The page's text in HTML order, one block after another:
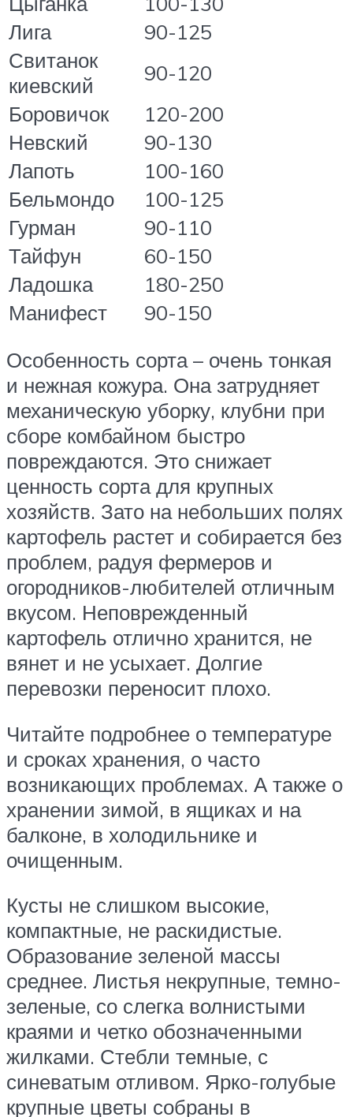
Лига
90-125
Свитанок
киевский
90-120
Боровичок
120-200
Невский
90-130
Лапоть
100-160
Бельмондо
100-125
Гурман
90-110
Тайфун
60-150
Ладошка
180-250
Манифест
90-150
Особенность сорта – очень тонкая
и нежная кожура. Она затрудняет
механическую уборку, клубни при
сборе комбайном быстро
повреждаются. Это снижает
ценность сорта для крупных
хозяйств. Зато на небольших полях
картофель растет и собирается без
проблем, радуя фермеров и
огородников-любителей отличным
вкусом. Неповрежденный
картофель отлично хранится, не
вянет и не усыхает. Долгие
перевозки переносит плохо.
Читайте подробнее о температуре
и сроках хранения, о часто
возникающих проблемах. А также о
хранении зимой, в ящиках и на
балконе, в холодильнике и
очищенным.
Кусты не слишком высокие,
компактные, не раскидистые.
Образование зеленой массы
среднее. Листья некрупные, темно-
зеленые, со слегка волнистыми
краями и четко обозначенными
жилками. Стебли темные, с
синеватым отливом. Ярко-голубые
крупные цветы собраны в